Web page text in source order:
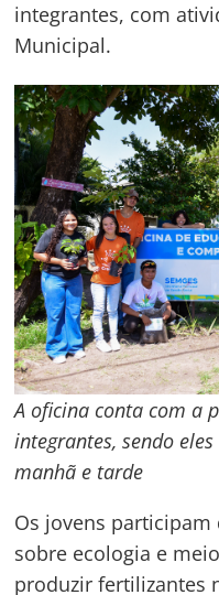
integrantes, com
Municipal.
A oficina conta com a
integrantes, sendo
manhã e tarde
Os jovens participam
sobre ecologia e
produzir fertilizantes